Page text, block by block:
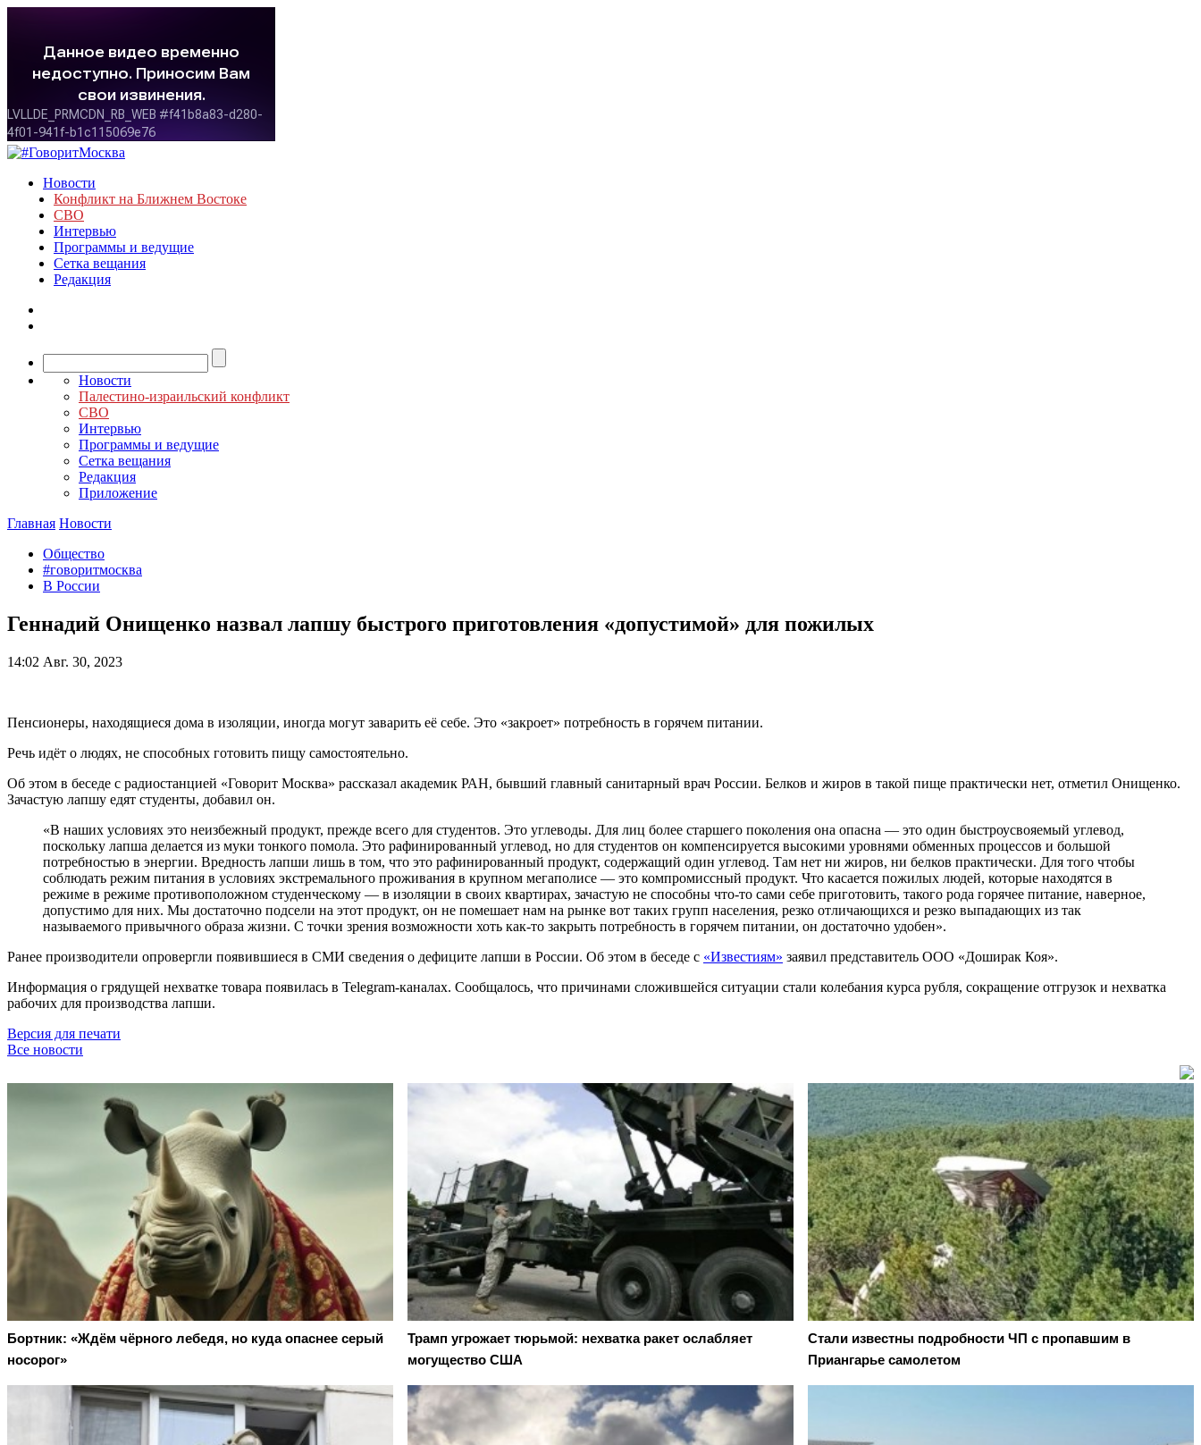
Новости
Конфликт на Ближнем Востоке
СВО
Интервью
Программы и ведущие
Сетка вещания
Редакция
Новости
Палестино-израильский конфликт
СВО
Интервью
Программы и ведущие
Сетка вещания
Редакция
Приложение
Главная Новости
Общество
#говоритмосква
В России
Геннадий Онищенко назвал лапшу быстрого приготовления «допустимой» для пожилых
14:02 Авг. 30, 2023
Пенсионеры, находящиеся дома в изоляции, иногда могут заварить её себе. Это «закроет» потребность в горячем питании.
Речь идёт о людях, не способных готовить пищу самостоятельно.
Об этом в беседе с радиостанцией «Говорит Москва» рассказал академик РАН, бывший главный санитарный врач России. Белков и жиров в такой пище практически нет, отметил Онищенко.
Зачастую лапшу едят студенты, добавил он.
«В наших условиях это неизбежный продукт, прежде всего для студентов. Это углеводы. Для лиц более старшего поколения она опасна — это один быстроусвояемый углевод,
поскольку лапша делается из муки тонкого помола. Это рафинированный углевод, но для студентов он компенсируется высокими уровнями обменных процессов и большой
потребностью в энергии. Вредность лапши лишь в том, что это рафинированный продукт, содержащий один углевод. Там нет ни жиров, ни белков практически. Для того чтобы
соблюдать режим питания в условиях экстремального проживания в крупном мегаполисе — это компромиссный продукт. Что касается пожилых людей, которые находятся в
режиме в режиме противоположном студенческому — в изоляции в своих квартирах, зачастую не способны что-то сами себе приготовить, такого рода горячее питание, наверное,
допустимо для них. Мы достаточно подсели на этот продукт, он не помешает нам на рынке вот таких групп населения, резко отличающихся и резко выпадающих из так
называемого привычного образа жизни. С точки зрения возможности хоть как-то закрыть потребность в горячем питании, он достаточно удобен».
Ранее производители опровергли появившиеся в СМИ сведения о дефиците лапши в России. Об этом в беседе с «Известиям» заявил представитель ООО «Доширак Коя».
Информация о грядущей нехватке товара появилась в Telegram-каналах. Сообщалось, что причинами сложившейся ситуации стали колебания курса рубля, сокращение отгрузок и нехватка
рабочих для производства лапши.
Версия для печати
Все новости
Бортник: «Ждём чёрного лебедя, но куда опаснее серый
носорог»
Трамп угрожает тюрьмой: нехватка ракет ослабляет
могущество США
Стали известны подробности ЧП с пропавшим в
Приангарье самолетом